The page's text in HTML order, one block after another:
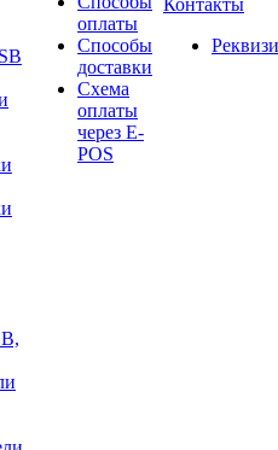
оплаты
Способы
доставки
Схема
оплаты
через E-
POS
Контакты